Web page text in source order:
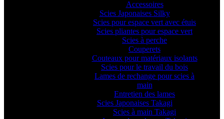
Accessoires
Scies Japonaises Silky
Scies pour espace vert avec étuis
Scies pliantes pour espace vert
Scies à perche
Couperets
Couteaux pour matériaux isolants
Scies pour le travail du bois
Lames de rechange pour scies à
main
Entretien des lames
Scies Japonaises Takagi
Scies à main Takagi